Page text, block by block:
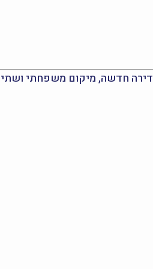
ברחוב פרופסור יעקב נאמן 16 מציעה שילוב מצוין של דירה